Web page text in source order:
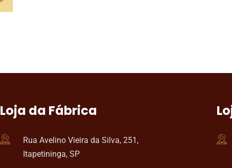
Loja da Fábrica
Rua Avelino Vieira da Silva, 251,
Itapetininga, SP